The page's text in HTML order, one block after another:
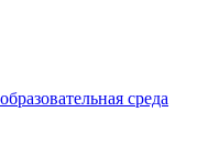
среда